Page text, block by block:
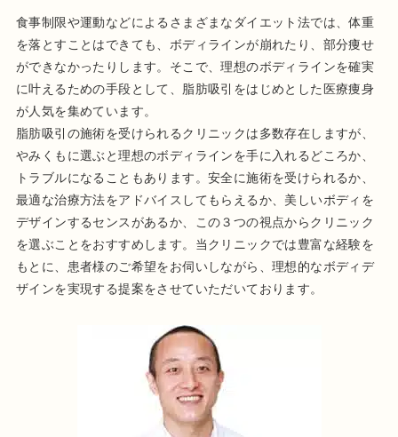
食事制限や運動などによるさまざまなダイエット法では、体重
を落とすことはできても、ボディラインが崩れたり、部分痩せ
ができなかったりします。そこで、理想のボディラインを確実
に叶えるための手段として、脂肪吸引をはじめとした医療痩身
が人気を集めています。
脂肪吸引の施術を受けられるクリニックは多数存在しますが、
やみくもに選ぶと理想のボディラインを手に入れるどころか、
トラブルになることもあります。安全に施術を受けられるか、
最適な治療方法をアドバイスしてもらえるか、美しいボディを
デザインするセンスがあるか、この３つの視点からクリニック
を選ぶことをおすすめします。当クリニックでは豊富な経験を
もとに、患者様のご希望をお伺いしながら、理想的なボディデ
ザインを実現する提案をさせていただいております。